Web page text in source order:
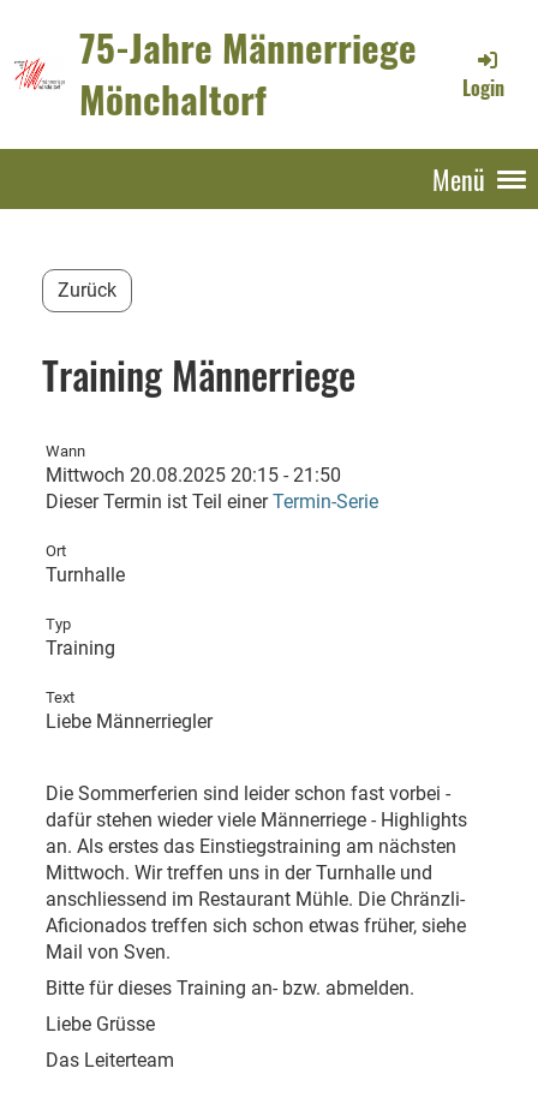
75-Jahre Männerriege
Mönchaltorf
Login
Menü
Zurück
Training Männerriege
Wann
Mittwoch 20.08.2025 20:15 - 21:50
Dieser Termin ist Teil einerTermin-Serie
Ort
Turnhalle
Typ
Training
Text
Liebe Männerriegler
Die Sommerferien sind leider schon fast vorbei -
dafür stehen wieder viele Männerriege - Highlights
an. Als erstes das Einstiegstraining am nächsten
Mittwoch. Wir treffen uns in der Turnhalle und
anschliessend im Restaurant Mühle. Die Chränzli-
Aficionados treffen sich schon etwas früher, siehe
Mail von Sven.
Bitte für dieses Training an- bzw. abmelden.
Liebe Grüsse
Das Leiterteam